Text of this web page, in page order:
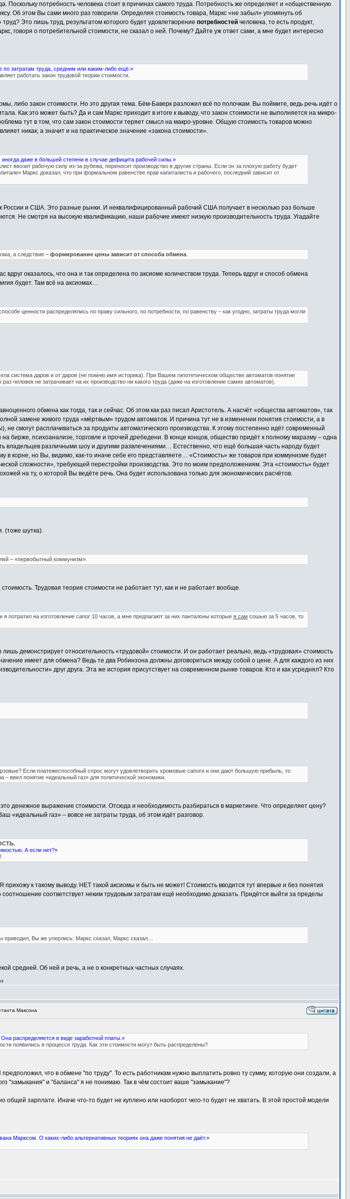
Поскольку потребность человека стоит в причинах самого труда. Потребность же определяет и «общественную
Об этом Вы сами много раз говорили. Определяя стоимость товара, Маркс «не забыл» упомянуть об
Это лишь труд, результатом которого будет удовлетворение потребностей человека, то есть продукт,
говоря о потребительной стоимости, не сказал о ней. Почему? Дайте уж ответ сами, а мне будет интересно
по затратам труда, средним или каким-либо ещё.»
работать закон трудовой теории стоимости.
либо закон стоимости. Но это другая тема. Бём-Баверк разложил всё по полочкам. Вы поймите, ведь речь идёт о
Как это может быть? Да и сам Маркс приходит в итоге к выводу, что закон стоимости не выполняется на микро-
тут в том, что сам закон стоимости теряет смысл на макро-уровне. Общую стоимость товаров можно
никак, а значит и на практическое значение «закона стоимости».
даже в большей степени в случае дефицита рабочей силы.»
ввозит рабочую силу из-за рубежа, переносит производство в другие страны. Если он за плохую работу будет
Маркс доказал, что при формальном равенстве прав капиталиста и рабочего, последний зависит от
России и США. Это разные рынки. И неквалифицированный рабочий США получает в несколько раз больше
Не смотря на высокую квалификацию, наши рабочие имеют низкую производительность труда. Угадайте
а следствие – формирование цены зависит от способа обмена.
оказалось, что она и так определена по аксиоме количеством труда. Теперь вдруг и способ обмена
будет. Там всё на аксиомах…
ценности распределялись по праву сильного, по потребности, по равенству – как угодно, затраты труда могли
система даров и от даров (не помню имя историка). При Вашем гипотетическом обществе автоматов понятие
человек не затрачивает на их производство ни какого труда (даже на изготовление самих автоматов).
обмена как тогда, так и сейчас. Об этом как раз писал Аристотель. А насчёт «общества автоматов», так
замене живого труда «мёртвым» трудом автоматов. И причина тут не в изменении понятия стоимости, а в
смогут расплачиваться за продукты автоматического производства. К этому постепенно идёт современный
бирже, психоанализе, торговле и прочей дребедени. В конце концов, общество придёт к полному маразму – одна
владельцев различными шоу и другими развлечениями… Естественно, что ещё большая часть народу будет
в корне, но Вы, видимо, как-то иначе себе его представляете… «Стоимость» же товаров при коммунизме будет
сложности», требующей перестройки производства. Это по моим предположениям. Эта «стоимость» будет
на ту, о которой Вы ведёте речь. Она будет использована только для экономических расчётов.
(тоже шутка).
– «первобытный коммунизм».
Трудовая теория стоимости не работает тут, как и не работает вообще.
на изготовление сапог 10 часов, а мне предлагают за них панталоны которые я сам сошью за 5 часов, то
демонстрирует относительность «трудовой» стоимости. И он работает реально, ведь «трудовая» стоимость
имеет для обмена? Ведь те два Робинзона должны договориться между собой о цене. А для каждого из них
друг друга. Эта же история присутствует на современном рынке товаров. Кто и как усреднял? Кто
Если платежеспособный спрос могут удовлетворить хромовые сапоги и они дают большую прибыль, то
– ввел понятие «идеальный газ» для политической экономики.
денежное выражение стоимости. Отсюда и необходимость разбираться в маркетинге. Что определяет цену?
«идеальный газ» – вовсе не затраты труда, об этом идёт разговор.
А если нет?»
к такому выводу. НЕТ такой аксиомы и быть не может! Стоимость вводится тут впервые и без понятия
соответствует неким трудовым затратам ещё необходимо доказать. Придётся выйти за пределы
приводил, Вы же уперлись: Маркс сказал, Маркс сказал…
средней. Об ней и речь, а не о конкретных частных случаях.
Максона
распределяется в виде заработной платы.»
появились в процессе труда. Как эти стоимости могут быть распределены?
что в обмене "по труду". То есть работникам нужно выплатить ровно ту сумму, которую они создали, а
"замыкания" и "баланса" я не понимаю. Так в чём состоит ваше "замыкание"?
зарплате. Иначе что-то будет не куплено или наоборот чего-то будет не хватать. В этой простой модели
Марксом. О каких-либо альтернативных теориях она даже понятия не даёт.»